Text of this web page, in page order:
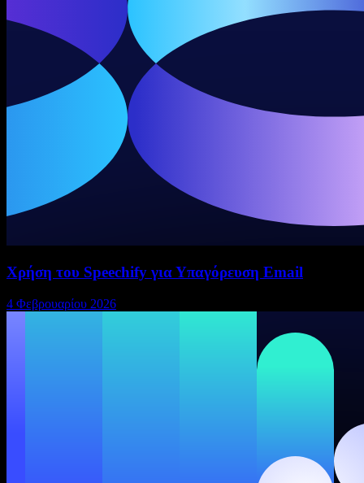
Χρήση του Speechify για Υπαγόρευση Email
4 Φεβρουαρίου 2026